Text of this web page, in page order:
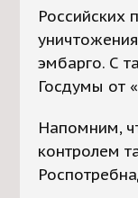
Российских
эмбарго. С
Госдумы от
Напомним,
контролем